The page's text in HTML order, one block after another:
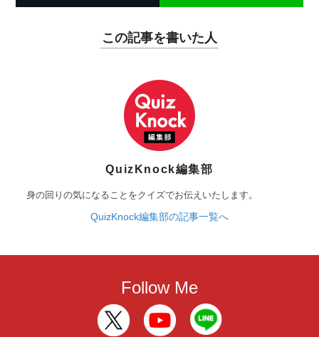
この記事を書いた人
QuizKnock編集部
身の回りの気になることをクイズでお伝えいたします。
QuizKnock編集部の記事一覧へ
Follow Me